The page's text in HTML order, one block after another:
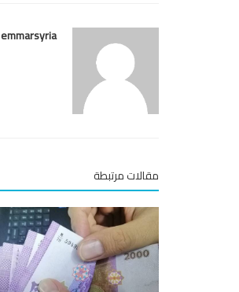
emmarsyria
مقالات مرتبطة